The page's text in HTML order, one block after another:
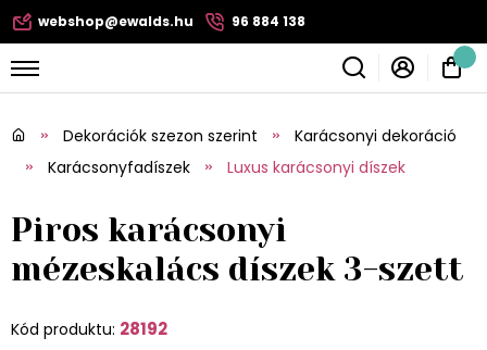
webshop@ewalds.hu 96 884 138
Dekorációk szezon szerint
Karácsonyi dekoráció
Karácsonyfadíszek
Luxus karácsonyi díszek
Piros karácsonyi
mézeskalács díszek 3-szett
Kód produktu: 28192